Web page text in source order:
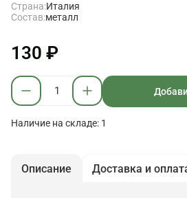
Страна:Италия
Состав:металл
130 ₽
Наличие на складе: 1
Описание Доставка и